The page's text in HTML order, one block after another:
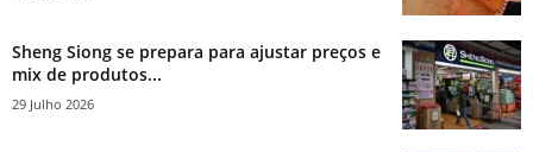
Sheng Siong se prepara para ajustar preços e
mix de produtos...
29 Julho 2026